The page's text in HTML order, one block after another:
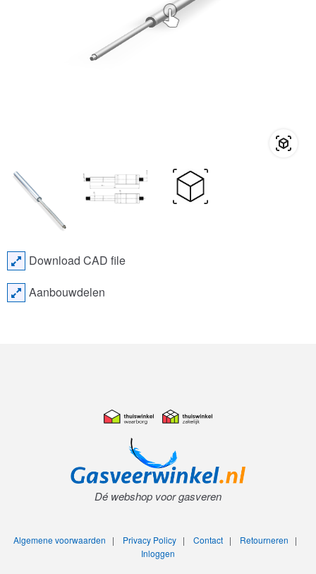
Download CAD file
Aanbouwdelen
Dé webshop voor gasveren
Algemene voorwaarden | Privacy Policy| Contact| Retourneren |
Inloggen